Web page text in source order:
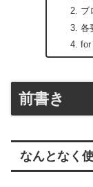
ブ
各
for
前書き
なんとなく